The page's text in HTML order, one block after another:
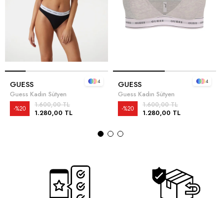
GUESS
Guess Kadın Sütyen
1.280,00 TL
1.600,00 TL
%20
4 GUESS
Guess Kadın Sütyen
1.280,00 TL
1.600,00 TL
%20
4